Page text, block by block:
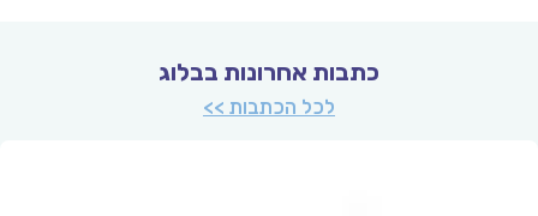
כתבות אחרונות בבלוג
לכל הכתבות >>